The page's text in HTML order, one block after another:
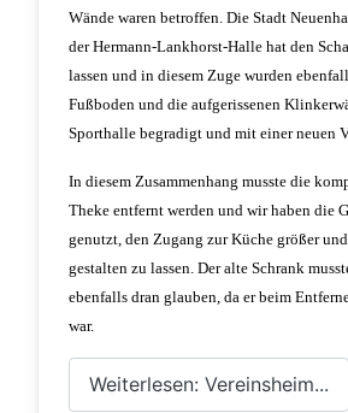
Wände waren betroffen. Die Stadt
der Hermann-Lankhorst-Halle hat den
lassen und in diesem Zuge wurden
Fußboden und die aufgerissenen
Sporthalle begradigt und mit einer neuen
In diesem Zusammenhang musste die
Theke entfernt werden und wir haben die
genutzt, den Zugang zur Küche größer
gestalten zu lassen. Der alte Schrank
ebenfalls dran glauben, da er beim
war.
Weiterlesen: Vereinsheim...